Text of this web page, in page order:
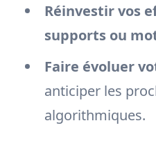
Réinvestir vos
supports ou
Faire évoluer
anticiper les
algorithmiques.